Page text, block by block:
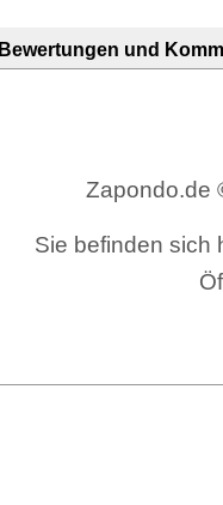
Bewertungen und
Zapondo.de
Sie befinden sich